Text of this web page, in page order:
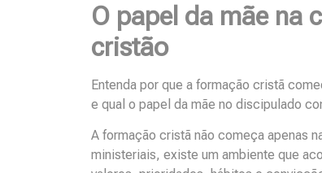
O papel da mãe na
cristão
Entenda por que a formação cristã
e qual o papel da mãe no discipulado
A formação cristã não começa apenas
ministeriais, existe um ambiente que